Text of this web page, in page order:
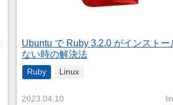
Ubuntu で Ruby 3.2.0 がインストー
ない時の解決法
Ruby Linux
2023.04.10